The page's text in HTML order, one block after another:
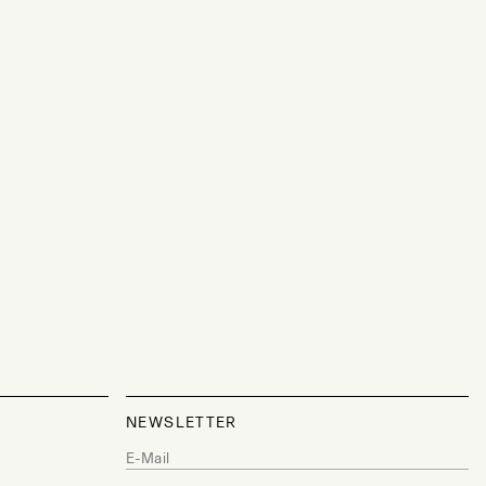
NEWSLETTER